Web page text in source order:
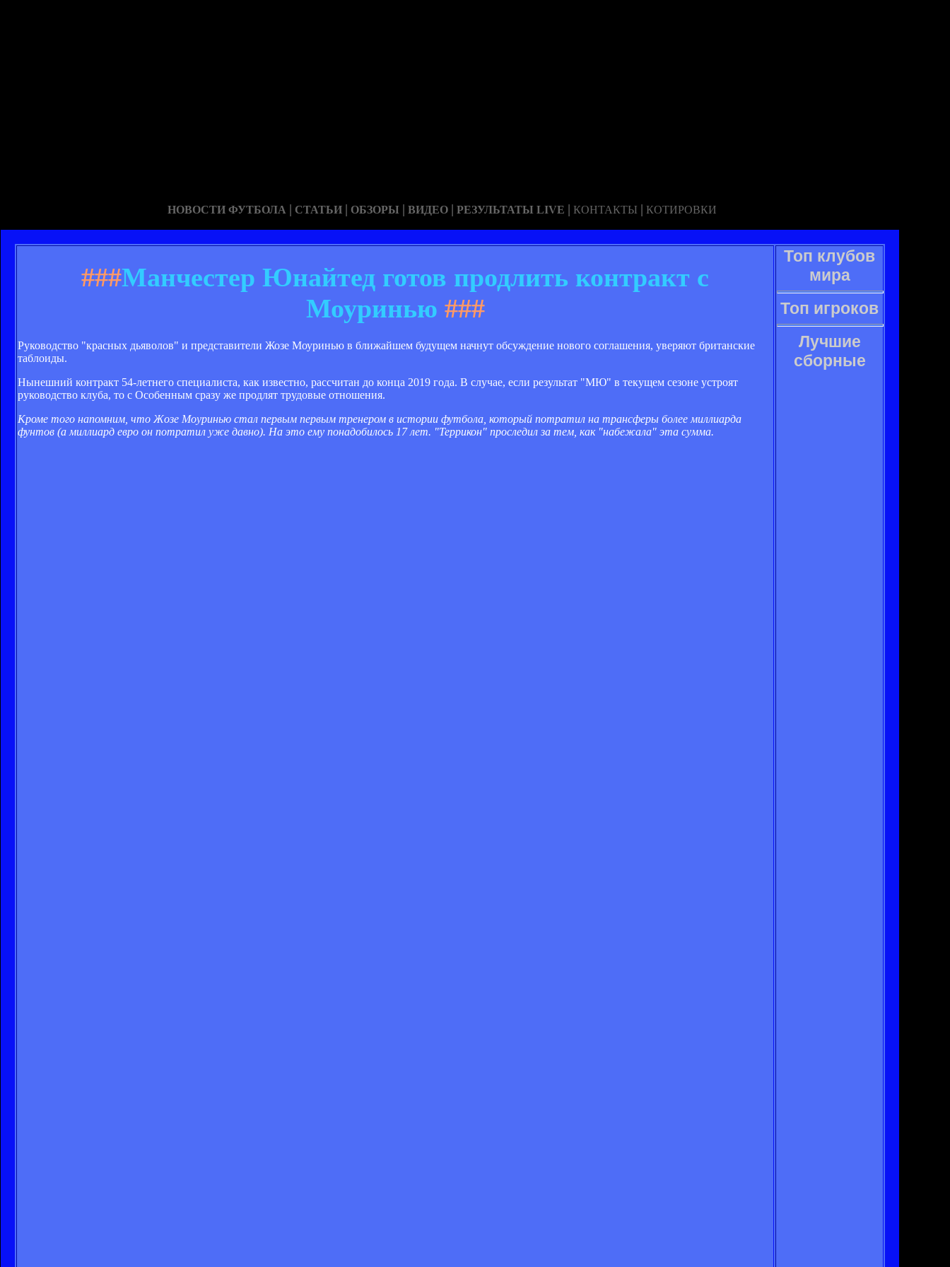
НОВОСТИ ФУТБОЛА | СТАТЬИ | ОБЗОРЫ | ВИДЕО | РЕЗУЛЬТАТЫ LIVE | КОНТАКТЫ | КОТИРОВКИ
###Манчестер Юнайтед готов продлить контракт с
Моуринью ###
Руководство "красных дьяволов" и представители Жозе Моуринью в ближайшем будущем начнут обсуждение нового соглашения, уверяют британские
таблоиды.
Нынешний контракт 54-летнего специалиста, как известно, рассчитан до конца 2019 года. В случае, если результат "МЮ" в текущем сезоне устроят
руководство клуба, то с Особенным сразу же продлят трудовые отношения.
Кроме того напомним, что Жозе Моуринью стал первым первым тренером в истории футбола, который потратил на трансферы более миллиарда
фунтов (а миллиард евро он потратил уже давно). На это ему понадобилось 17 лет. "Террикон" проследил за тем, как "набежала" эта сумма.
Топ клубов
мира
Топ игроков
Лучшие
сборные